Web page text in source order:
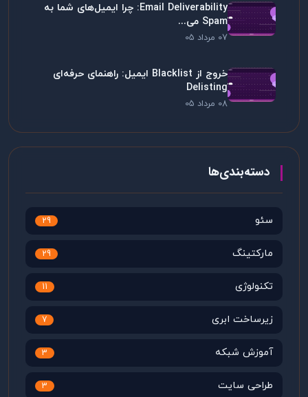
Email Deliverability: چرا ایمیل‌های شما به
Spam می...
07 مرداد 05
خروج از Blacklist ایمیل: راهنمای حرفه‌ای
Delisting
08 مرداد 05
دسته‌بندی‌ها
سئو 29
مارکتینگ 29
تکنولوژی 11
زیرساخت ابری 7
آموزش شبکه 3
طراحی سایت 3